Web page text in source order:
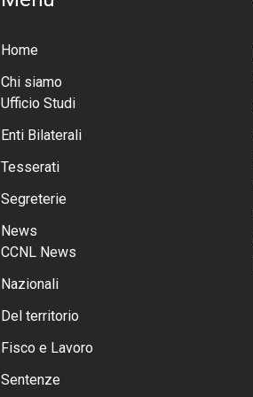
Home
Chi siamo
Ufficio Studi
Enti Bilaterali
Tesserati
Segreterie
News
CCNL News
Nazionali
Del territorio
Fisco e Lavoro
Sentenze